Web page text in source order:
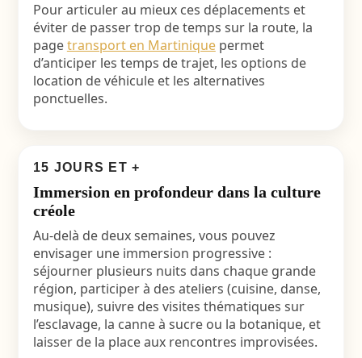
Pour articuler au mieux ces déplacements et
éviter de passer trop de temps sur la route, la
pagetransport en Martiniquepermet
d’anticiper les temps de trajet, les options de
location de véhicule et les alternatives
ponctuelles.
15 JOURS ET +
Immersion en profondeur dans la culture
créole
Au-delà de deux semaines, vous pouvez
envisager une immersion progressive :
séjourner plusieurs nuits dans chaque grande
région, participer à des ateliers (cuisine, danse,
musique), suivre des visites thématiques sur
l’esclavage, la canne à sucre ou la botanique, et
laisser de la place aux rencontres improvisées.